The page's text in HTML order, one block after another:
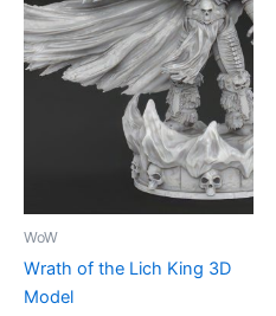
WoW
Wrath of the Lich King 3D
Model